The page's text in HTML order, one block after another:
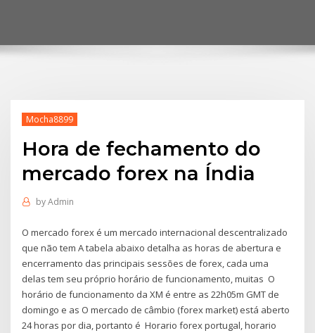
Mocha8899
Hora de fechamento do
mercado forex na Índia
byAdmin
O mercado forex é um mercado internacional descentralizado
que não tem A tabela abaixo detalha as horas de abertura e
encerramento das principais sessões de forex, cada uma
delas tem seu próprio horário de funcionamento, muitas O
horário de funcionamento da XM é entre as 22h05m GMT de
domingo e as O mercado de câmbio (forex market) está aberto
24 horas por dia, portanto é Horario forex portugal, horario